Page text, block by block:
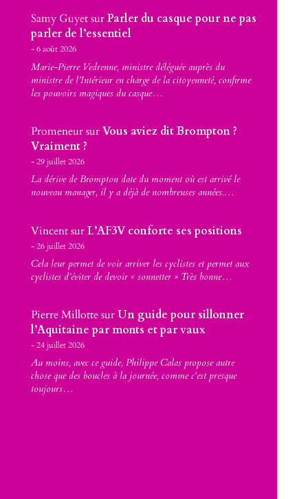
Samy GuyetsurParler du casque pour ne pas
parler de l’essentiel
6 août 2026
Marie-Pierre Vedrenne, ministre déléguée auprès du
ministre de l’Intérieur en charge de la citoyenneté, confirme
les pouvoirs magiques du casque…
PromeneursurVous aviez dit Brompton ?
Vraiment ?
29 juillet 2026
La dérive de Brompton date du moment où est arrivé le
nouveau manager, il y a déjà de nombreuses années.…
VincentsurL’AF3V conforte ses positions
26 juillet 2026
Cela leur permet de voir arriver les cyclistes et permet aux
cyclistes d’éviter de devoir « sonnetter » Très bonne…
Pierre MillottesurUn guide pour sillonner
l’Aquitaine par monts et par vaux
24 juillet 2026
Au moins, avec ce guide, Philippe Calas propose autre
chose que des boucles à la journée, comme c'est presque
toujours…